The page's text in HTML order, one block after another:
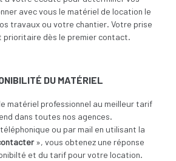
avec vous le matériel de location le
travaux ou votre chantier. Votre prise
prioritaire dès le premier contact.
DU MATÉRIEL
matériel professionnel au meilleur tarif
dans toutes nos agences.
ou par mail en utilisant la
», vous obtenez une réponse
et du tarif pour votre location.